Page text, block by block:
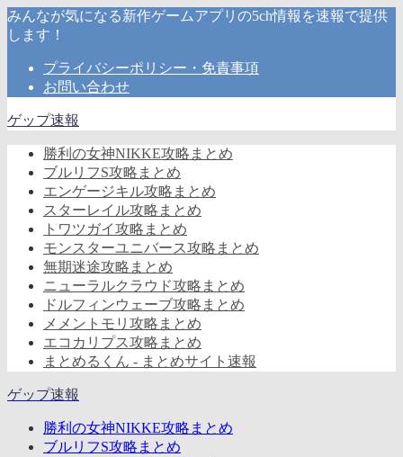
みんなが気になる新作ゲームアプリの5ch情報を速報で提供
します！
プライバシーポリシー・免責事項
お問い合わせ
ゲップ速報
勝利の女神NIKKE攻略まとめ
ブルリフS攻略まとめ
エンゲージキル攻略まとめ
スターレイル攻略まとめ
トワツガイ攻略まとめ
モンスターユニバース攻略まとめ
無期迷途攻略まとめ
ニューラルクラウド攻略まとめ
ドルフィンウェーブ攻略まとめ
メメントモリ攻略まとめ
エコカリプス攻略まとめ
まとめるくん - まとめサイト速報
ゲップ速報
勝利の女神NIKKE攻略まとめ
ブルリフS攻略まとめ